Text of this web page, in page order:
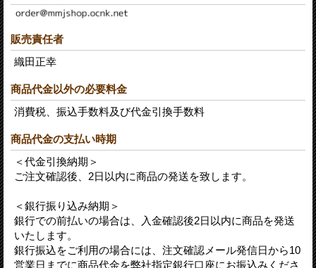
販売責任者
織田正幸
商品代金以外の必要料金
消費税、振込手数料及び代金引換手数料
商品代金の支払い時期
＜代金引換納期＞
ご注文確認後、2日以内に商品の発送を致します。
＜銀行振り込み納期＞
銀行での前払いの場合は、入金確認後2日以内に商品を発送
いたします。
銀行振込をご利用の場合には、注文確認メール発信日から10
営業日までに商品代金を弊社指定銀行口座にお振込みくださ